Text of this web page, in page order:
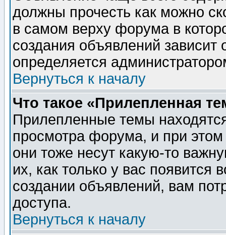
должны прочесть как можно
в самом верху форума в
создания объявлений зависит
определяется
Вернуться к началу
Что такое «Прилепленная
Прилепленные темы
просмотра форума, и при
они тоже несут какую-то
их, как только у вас появится
создании объявлений, вам
доступа.
Вернуться к началу